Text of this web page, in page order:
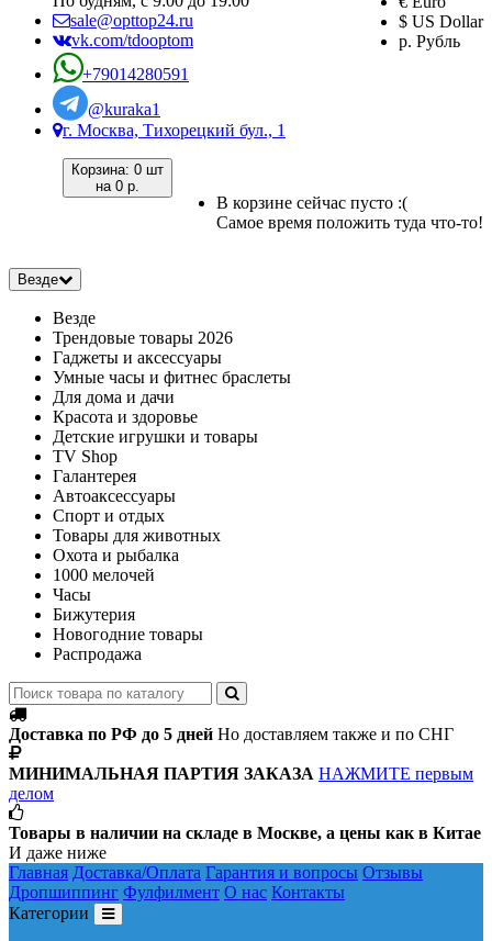
$ US Dollar
р. Рубль
sale@opttop24.ru
vk.com/tdooptom
+79014280591
@kuraka1
г. Москва, Тихорецкий бул., 1
Корзина: 0 шт
на 0 р.
В корзине сейчас пусто :(
Самое время положить туда что-то!
Везде
Везде
Трендовые товары 2026
Гаджеты и аксессуары
Умные часы и фитнес браслеты
Для дома и дачи
Красота и здоровье
Детские игрушки и товары
TV Shop
Галантерея
Автоаксессуары
Спорт и отдых
Товары для животных
Охота и рыбалка
1000 мелочей
Часы
Бижутерия
Новогодние товары
Распродажа
Доставка по РФ до 5 дней Но доставляем также и по СНГ
МИНИМАЛЬНАЯ ПАРТИЯ ЗАКАЗА НАЖМИТЕ первым
делом
Товары в наличии на складе в Москве, а цены как в Китае
И даже ниже
Главная Доставка/Оплата Гарантия и вопросы Отзывы
Дропшиппинг Фулфилмент О нас Контакты
Категории